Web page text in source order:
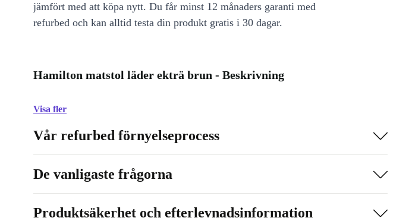
jämfört med att köpa nytt. Du får minst 12 månaders garanti med
refurbed och kan alltid testa din produkt gratis i 30 dagar.
Hamilton matstol läder ekträ brun - Beskrivning
Visa fler
Vår refurbed förnyelseprocess
De vanligaste frågorna
Produktsäkerhet och efterlevnadsinformation